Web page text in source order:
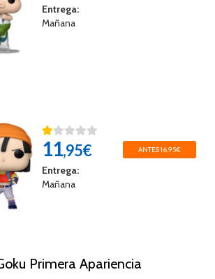
Entrega:
Mañana
11,95€ ANTES 16,95€
Entrega:
Mañana
Primera Apariencia